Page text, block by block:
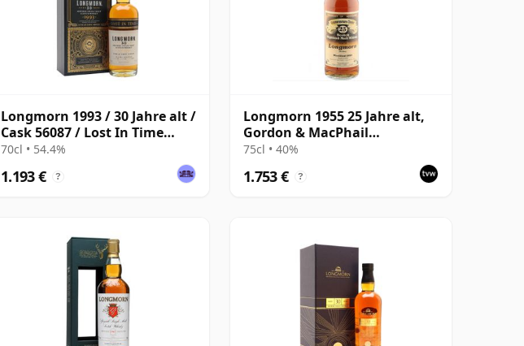
Longmorn 1993 / 30 Jahre alt /
Cask 56087 / Lost In Time
Series
70cl • 54.4%
1.193 € ?
Longmorn 1955 25 Jahre alt,
Gordon & MacPhail
Connoisseurs Choice
75cl • 40%
1.753 € ?